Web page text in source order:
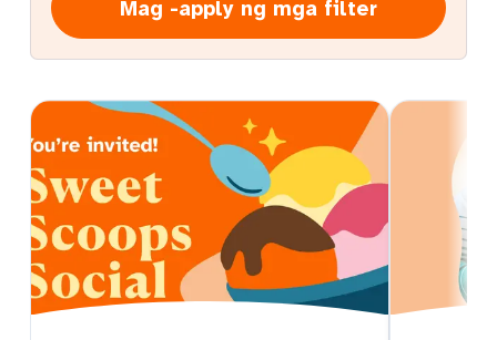
Mag -apply ng mga filter